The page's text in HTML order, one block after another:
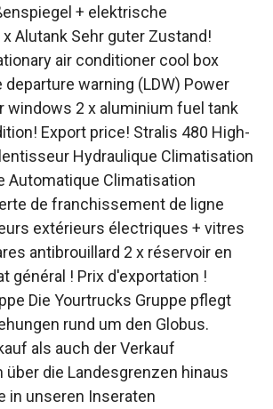
+ elektrische
Alutank Sehr guter Zustand!
air conditioner cool box
warning (LDW) Power
windows 2 x aluminium fuel tank
Export price! Stralis 480 High-
Hydraulique Climatisation
Automatique Climatisation
de franchissement de ligne
extérieurs électriques + vitres
antibrouillard 2 x réservoir en
général ! Prix d'exportation !
Die Yourtrucks Gruppe pflegt
rund um den Globus.
als auch der Verkauf
die Landesgrenzen hinaus
in unseren Inseraten